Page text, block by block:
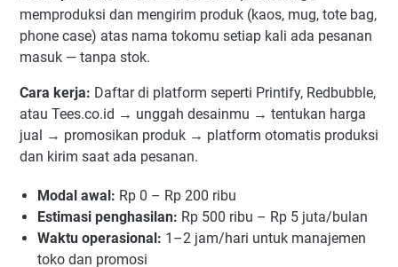
memproduksi dan mengirim produk (kaos, mug, tote bag,
phone case) atas nama tokomu setiap kali ada pesanan
masuk — tanpa stok.
Cara kerja: Daftar di platform seperti Printify, Redbubble,
atau Tees.co.id → unggah desainmu → tentukan harga
jual → promosikan produk → platform otomatis produksi
dan kirim saat ada pesanan.
Modal awal: Rp 0 – Rp 200 ribu
Estimasi penghasilan: Rp 500 ribu – Rp 5 juta/bulan
Waktu operasional: 1–2 jam/hari untuk manajemen
toko dan promosi